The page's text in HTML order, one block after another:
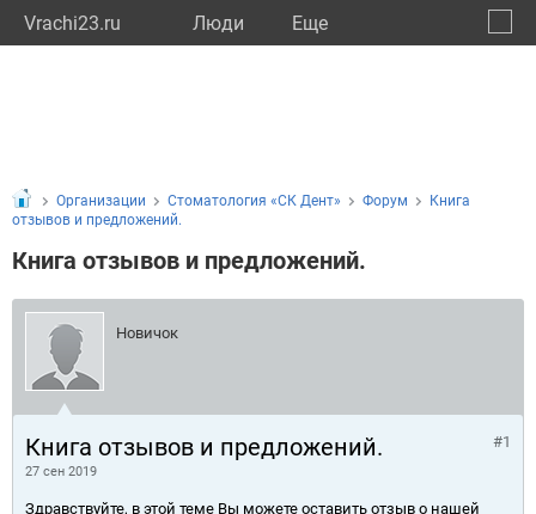
Vrachi23.ru Люди Eще
Организации Стоматология «СК Дент» Форум
Книга
отзывов и предложений.
Книга отзывов и предложений.
Новичок
Книга отзывов и предложений.
27 сен 2019
#1
Здравствуйте, в этой теме Вы можете оставить отзыв о нашей